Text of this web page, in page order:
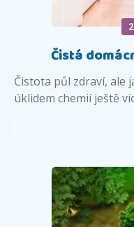
Čistá
Čistota půl zdraví, ale
úklidem chemií ještě